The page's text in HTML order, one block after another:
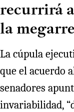
recurrirá
la
La cúpula
que el acuerdo
senadores
invariabilidad,